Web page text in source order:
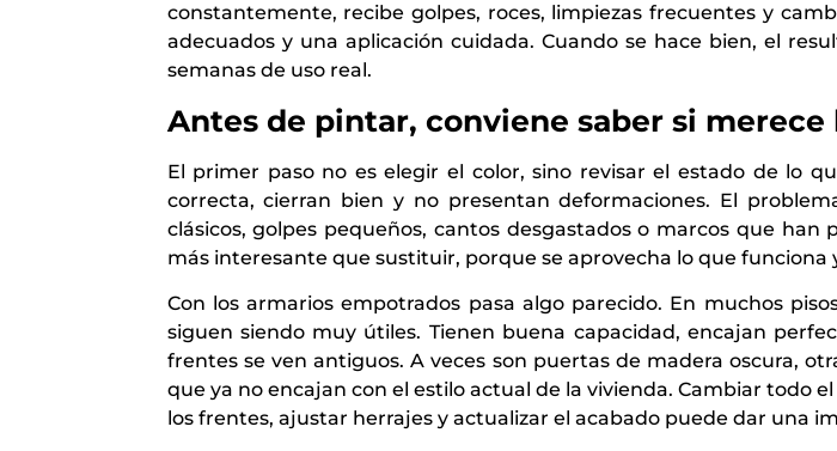
constantemente, recibe golpes, roces, limpiezas frecuentes y
adecuados y una aplicación cuidada. Cuando se hace bien, el
semanas de uso real.
Antes de pintar, conviene saber si merece
El primer paso no es elegir el color, sino revisar el estado de lo
correcta, cierran bien y no presentan deformaciones. El
clásicos, golpes pequeños, cantos desgastados o marcos que
más interesante que sustituir, porque se aprovecha lo que funciona
Con los armarios empotrados pasa algo parecido. En muchos
siguen siendo muy útiles. Tienen buena capacidad, encajan
frentes se ven antiguos. A veces son puertas de madera oscura,
que ya no encajan con el estilo actual de la vivienda. Cambiar todo
los frentes, ajustar herrajes y actualizar el acabado puede dar una